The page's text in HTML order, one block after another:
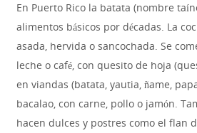
En Puerto Rico la batata (nombre
alimentos básicos por décadas. La
asada, hervida o sancochada. Se
leche o café, con quesito de hoja
en viandas (batata, yautia, ñame,
bacalao, con carne, pollo o jamón.
hacen dulces y postres como el flan